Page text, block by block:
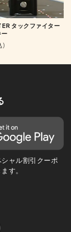
タックファイター
ー
)
ャル割引クーポ
す。